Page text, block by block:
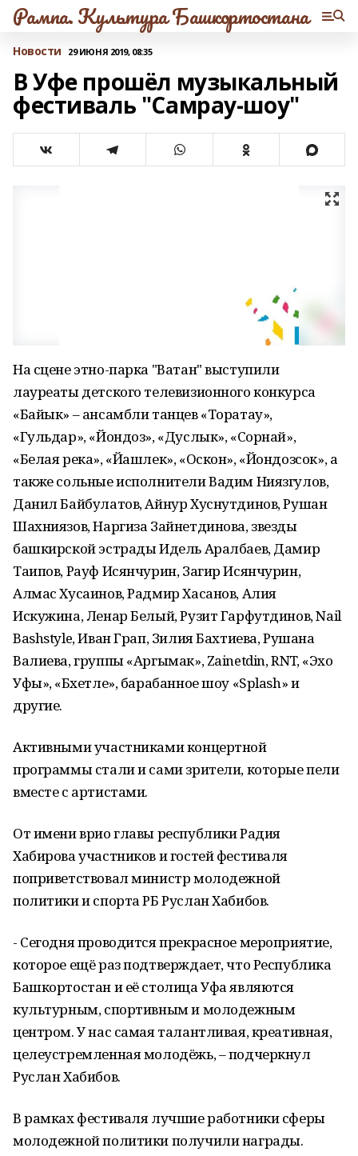
Рампа. Культура Башкортостана
Новости 29 ИЮНЯ 2019, 08:35
В Уфе прошёл музыкальный
фестиваль "Самрау-шоу"
На сцене этно-парка "Ватан" выступили
лауреаты детского телевизионного конкурса
«Байык» – ансамбли танцев «Торатау»,
«Гульдар», «Йондоз», «Дуслык», «Сорнай»,
«Белая река», «Йашлек», «Оскон», «Йондозсок», а
также сольные исполнители Вадим Ниязгулов,
Данил Байбулатов, Айнур Хуснутдинов, Рушан
Шахниязов, Наргиза Зайнетдинова, звезды
башкирской эстрады Идель Аралбаев, Дамир
Таипов, Рауф Исянчурин, Загир Исянчурин,
Алмас Хусаинов, Радмир Хасанов, Алия
Искужина, Ленар Белый, Рузит Гарфутдинов, Nail
Bashstyle, Иван Грап, Зилия Бахтиева, Рушана
Валиева, группы «Аргымак», Zainetdin, RNT, «Эхо
Уфы», «Бәхетле», барабанное шоу «Splash» и
другие.
Активными участниками концертной
программы стали и сами зрители, которые пели
вместе с артистами.
От имени врио главы республики Радия
Хабирова участников и гостей фестиваля
поприветствовал министр молодежной
политики и спорта РБ Руслан Хабибов.
- Сегодня проводится прекрасное мероприятие,
которое ещё раз подтверждает, что Республика
Башкортостан и её столица Уфа являются
культурным, спортивным и молодежным
центром. У нас самая талантливая, креативная,
целеустремленная молодёжь, – подчеркнул
Руслан Хабибов.
В рамках фестиваля лучшие работники сферы
молодежной политики получили награды.